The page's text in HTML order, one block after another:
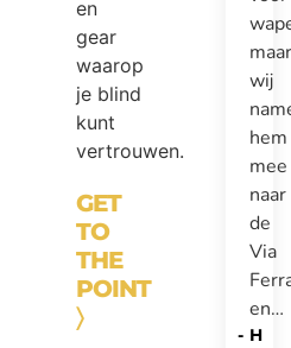
en
gear
waarop
je blind
kunt
vertrouwen.
GET
TO
THE
POINT
〉
maar
wij
hem
mee
naar
de
Via
en…
H
-